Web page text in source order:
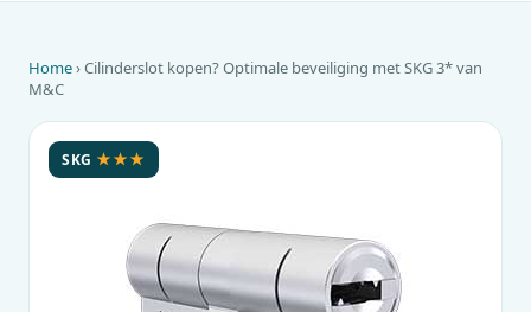
Home› Cilinderslot kopen? Optimale beveiliging met SKG 3* van
M&C
SKG ★★★